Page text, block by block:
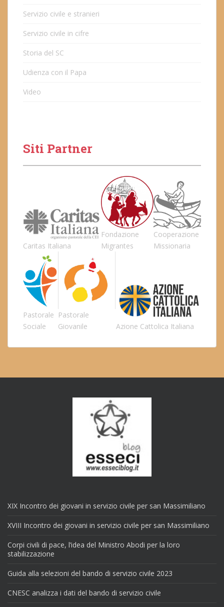
Servizio civile e stranieri
Servizio civile in cifre
Storia del SC
Udienza con il Papa
Video
Siti Partner
Caritas Italiana
Fondazione
Migrantes
Cooperazione
Missionaria
Pastorale
Sociale
Pastorale
Giovanile
Azione Cattolica Italiana
XIX Incontro dei giovani in servizio civile per san Massimiliano
XVIII Incontro dei giovani in servizio civile per san Massimiliano
Corpi civili di pace, l’idea del Ministro Abodi per la loro
stabilizzazione
Guida alla selezioni del bando di servizio civile 2023
CNESC analizza i dati del bando di servizio civile